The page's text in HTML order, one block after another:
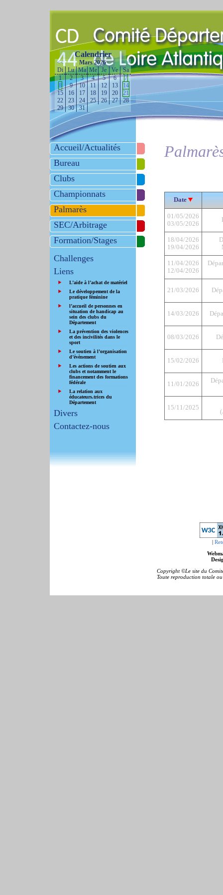
Calendrier
<< Mars 2026
>>
Di
Lu Ma Me Je Ve
Sa
1
2 3 4 5 6
7
8
9 10 11 12 13
14
15
16 17 18 19 20
21
22
23 24 25 26 27
28
29
30 31
Accueil/Actualités
Bureau
Clubs
Championnats
Palmarès
SEC/Arbitrage
Formation/Stages
Challenges
Liens
L’aide à l’achat de matériel
Le développement de la
pratique féminine
l’accueil de personnes en
situation de handicap au
sein des clubs du
Département
La prévention des violences
et des incivilités dans le
sport
Le soutien à l’organisation
d’évènement
Les actions de soutien aux
clubs et notamment le
financement des formations
fédérale
La relation aux
éducateurs.trices du
Département
Divers
Contactez-nous
Date
01/05/2026
03/05/2026
18/04/2026
19/04/2026
11/04/2026
12/04/2026
21/03/2026
14/03/2026
08/03/2026
15/02/2026
11/01/2026
15/11/2025
|
Copyright ©Le site du
Toute reproduction totale